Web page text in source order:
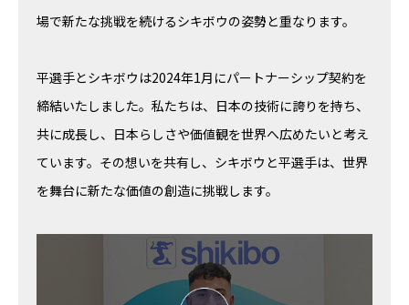
場で新たな挑戦を続けるシキボウの姿勢と重なります。
平選手とシキボウは2024年1月にパートナーシップ契約を
締結いたしました。私たちは、日本の技術に誇りを持ち、
共に成長し、日本らしさや価値観を世界へ広めたいと考え
ています。その想いを共有し、シキボウと平選手は、世界
を舞台に新たな価値の創造に挑戦します。